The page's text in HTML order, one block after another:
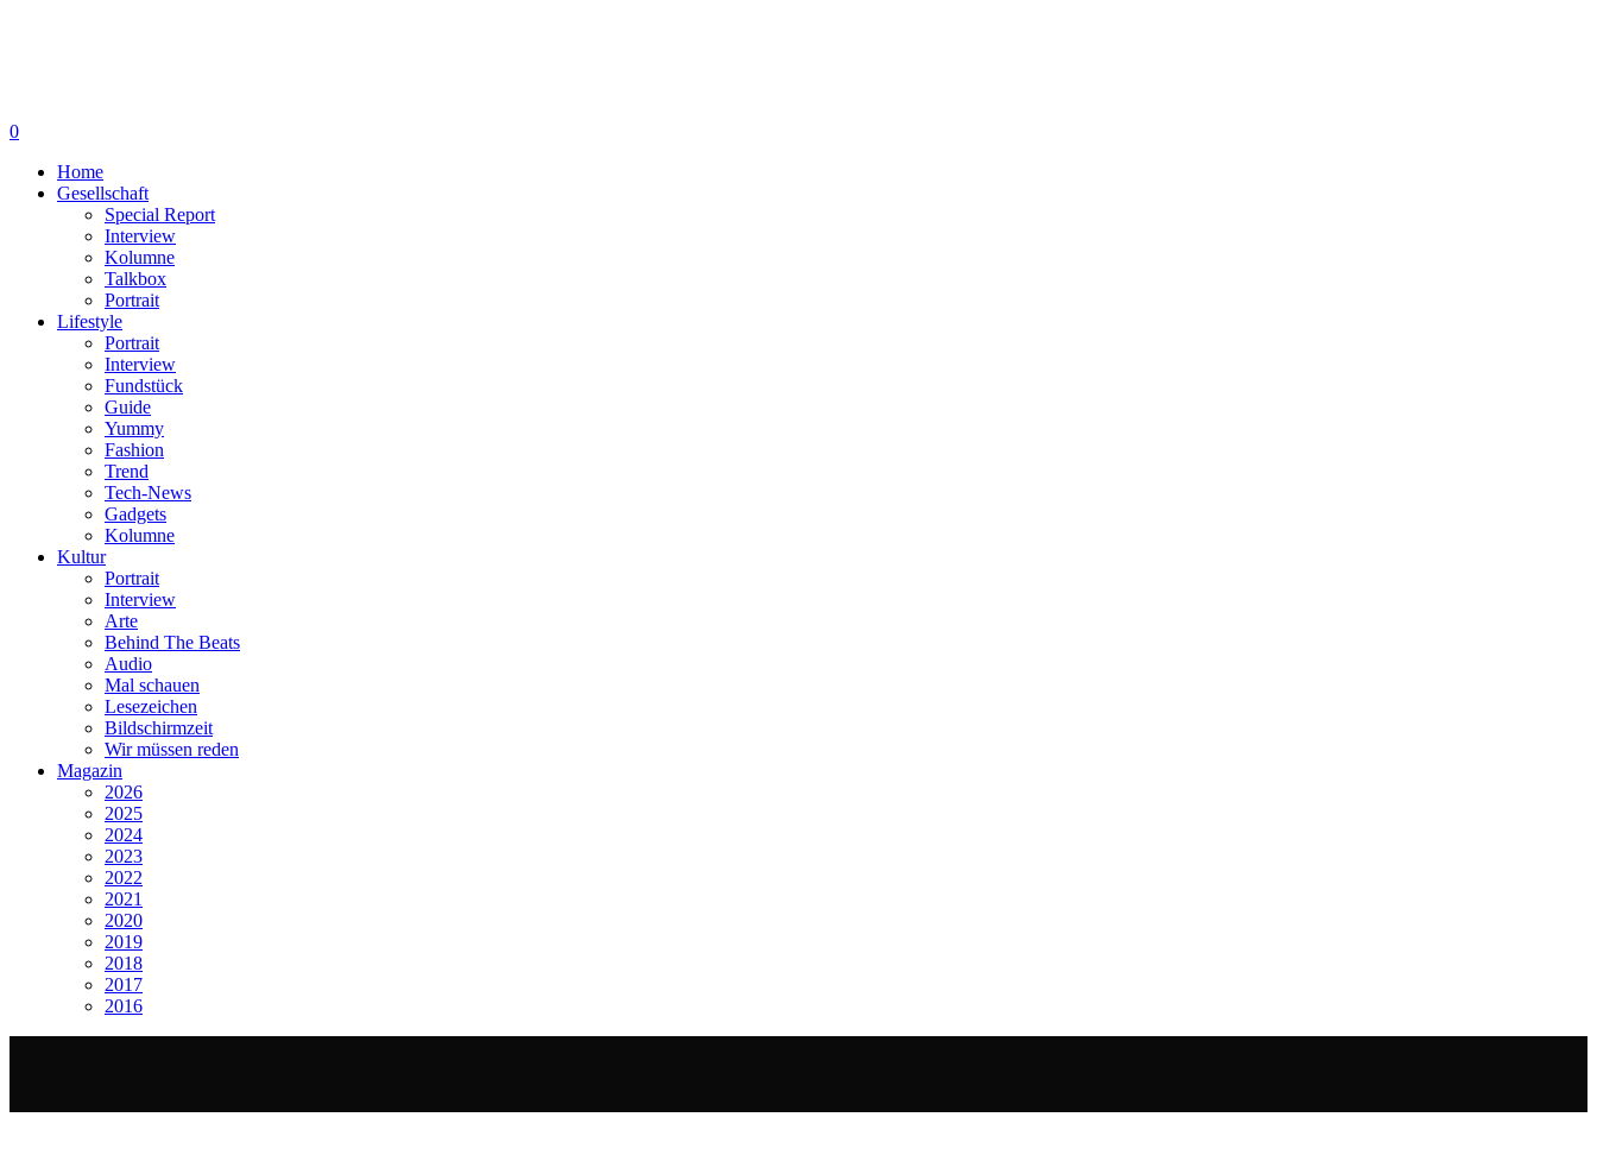
0
Home
Gesellschaft
Special Report
Interview
Kolumne
Talkbox
Portrait
Lifestyle
Portrait
Interview
Fundstück
Guide
Yummy
Fashion
Trend
Tech-News
Gadgets
Kolumne
Kultur
Portrait
Interview
Arte
Behind The Beats
Audio
Mal schauen
Lesezeichen
Bildschirmzeit
Wir müssen reden
Magazin
2026
2025
2024
2023
2022
2021
2020
2019
2018
2017
2016